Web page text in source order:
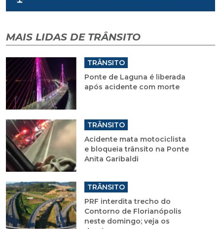
MAIS LIDAS DE TRÂNSITO
TRÂNSITO
Ponte de Laguna é liberada
após acidente com morte
TRÂNSITO
Acidente mata motociclista
e bloqueia trânsito na Ponte
Anita Garibaldi
TRÂNSITO
PRF interdita trecho do
Contorno de Florianópolis
neste domingo; veja os